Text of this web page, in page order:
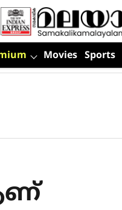
Movies Sports